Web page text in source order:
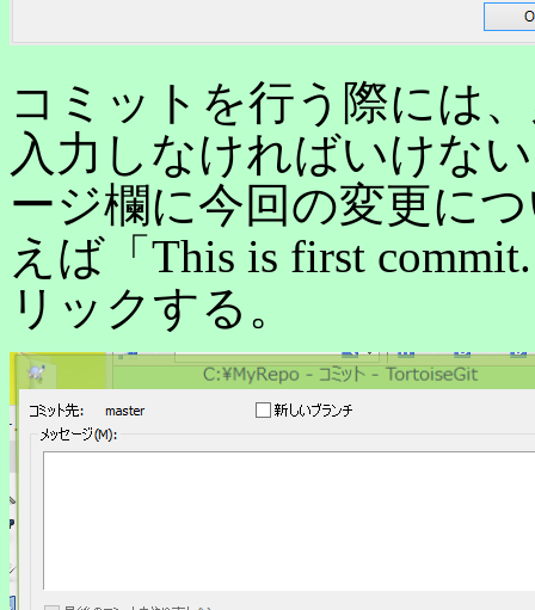
コミットを行う際には
入力しなければいけな
ージ欄に今回の変更に
えば「This is first
リックする。